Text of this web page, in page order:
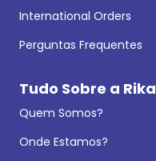
International Orders
Perguntas Frequentes
Tudo Sobre a Rika
Quem Somos?
Onde Estamos?